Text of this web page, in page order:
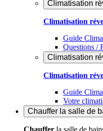
Climatisation
Climatisation
Guide
Questions /
Climatisation
Climatisation
Guide
Votre
Chauffer la salle de